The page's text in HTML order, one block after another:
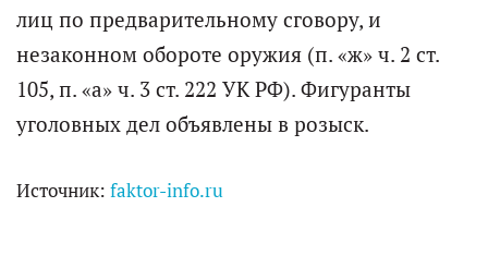
лиц по предварительному сговору, и
незаконном обороте оружия (п. «ж» ч. 2 ст.
105, п. «а» ч. 3 ст. 222 УК РФ). Фигуранты
уголовных дел объявлены в розыск.
Источник: faktor-info.ru